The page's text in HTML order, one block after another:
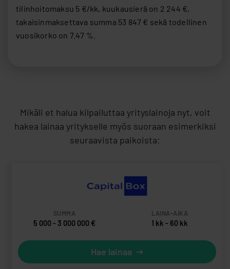
Mikäli et halua kilpailuttaa yrityslainoja nyt, voit
hakea lainaa yritykselle myös suoraan esimerkiksi
seuraavista paikoista:
5 000 - 3 000 000 € 1 kk - 60 kk
Hae lainaa